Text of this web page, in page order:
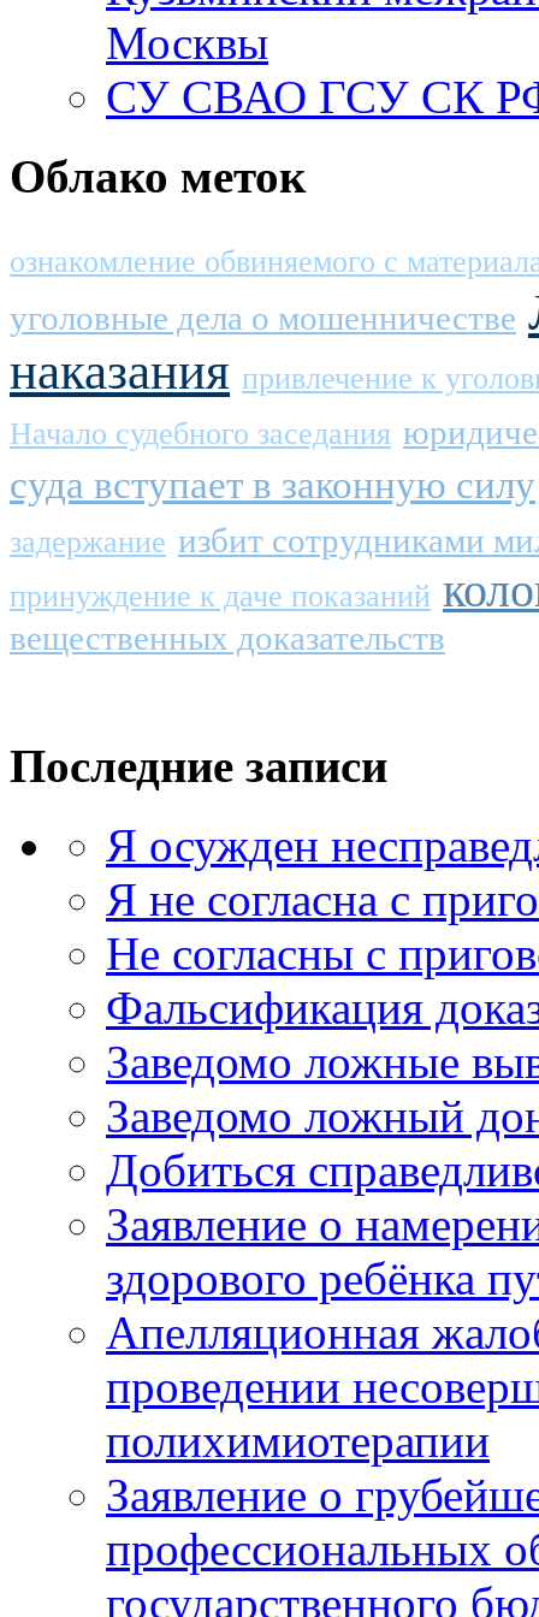
Москвы
СУ СВАО ГСУ СК
Облако меток
ознакомление обвиняемого с
уголовные дела о мошенничестве
наказания привлечение к
Начало судебного заседания
суда вступает в законную силу
задержание избит сотрудниками
принуждение к даче показаний
вещественных доказательств
Последние записи
Я осужден
Я не согласна с
Не согласны с
Фальсификация
Заведомо ложные
Заведомо ложный
Добиться
Заявление о
здорового ребёнка
Апелляционная
проведении
полихимиотерапии
Заявление о
профессиональных
государственного